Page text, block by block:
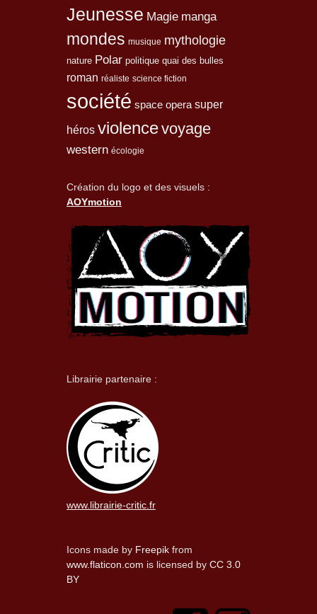
Jeunesse Magie manga
mondes musique mythologie
nature Polar politique quai des bulles
roman réaliste science fiction
société space opera super
héros violencevoyage
western écologie
Création du logo et des visuels :
AOYmotion
Librairie partenaire :
www.librairie-critic.fr
Icons made by Freepik from
www.flaticon.com is licensed by CC 3.0
BY